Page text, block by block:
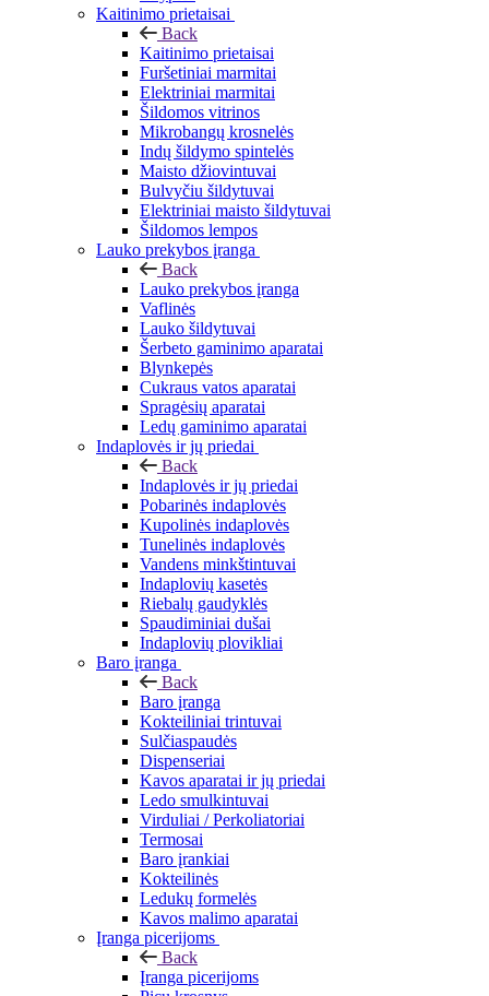
Kaitinimo prietaisai
Back
Kaitinimo prietaisai
Furšetiniai marmitai
Elektriniai marmitai
Šildomos vitrinos
Mikrobangų krosnelės
Indų šildymo spintelės
Maisto džiovintuvai
Bulvyčiu šildytuvai
Elektriniai maisto šildytuvai
Šildomos lempos
Lauko prekybos įranga
Back
Lauko prekybos įranga
Vaflinės
Lauko šildytuvai
Šerbeto gaminimo aparatai
Blynkepės
Cukraus vatos aparatai
Spragėsių aparatai
Ledų gaminimo aparatai
Indaplovės ir jų priedai
Back
Indaplovės ir jų priedai
Pobarinės indaplovės
Kupolinės indaplovės
Tunelinės indaplovės
Vandens minkštintuvai
Indaplovių kasetės
Riebalų gaudyklės
Spaudiminiai dušai
Indaplovių plovikliai
Baro įranga
Back
Baro įranga
Kokteiliniai trintuvai
Sulčiaspaudės
Dispenseriai
Kavos aparatai ir jų priedai
Ledo smulkintuvai
Virduliai / Perkoliatoriai
Termosai
Baro įrankiai
Kokteilinės
Ledukų formelės
Kavos malimo aparatai
Įranga picerijoms
Back
Įranga picerijoms